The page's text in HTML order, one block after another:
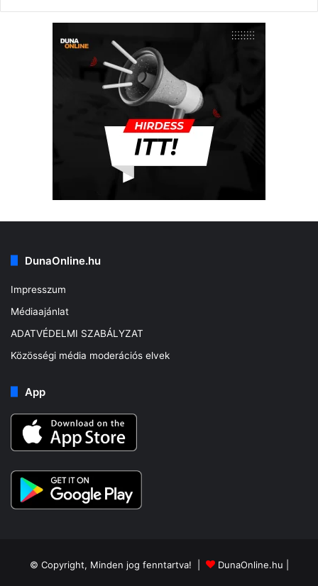
DunaOnline.hu
Impresszum
Médiaajánlat
ADATVÉDELMI SZABÁLYZAT
Közösségi média moderációs elvek
App
© Copyright, Minden jog fenntartva! | DunaOnline.hu